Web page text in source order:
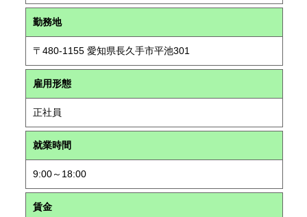
勤務地
〒480-1155 愛知県長久手市平池301
雇用形態
正社員
就業時間
9:00～18:00
賃金